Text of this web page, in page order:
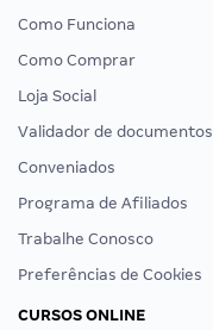
Como Funciona
Como Comprar
Loja Social
Validador de documentos
Conveniados
Programa de Afiliados
Trabalhe Conosco
Preferências de Cookies
CURSOS ONLINE